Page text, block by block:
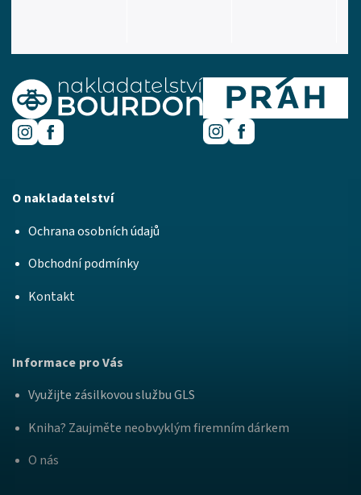
O nakladatelství
Ochrana osobních údajů
Obchodní podmínky
Kontakt
Informace pro Vás
Využijte zásilkovou službu GLS
Kniha? Zaujměte neobvyklým firemním dárkem
O nás